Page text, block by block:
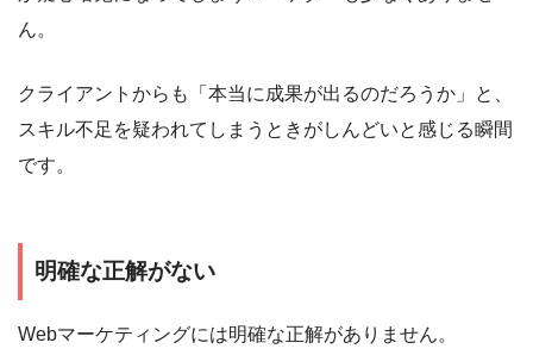
ん。
クライアントからも「本当に成果が出るのだろうか」と、
スキル不足を疑われてしまうときがしんどいと感じる瞬間
です。
明確な正解がない
Webマーケティングには明確な正解がありません。